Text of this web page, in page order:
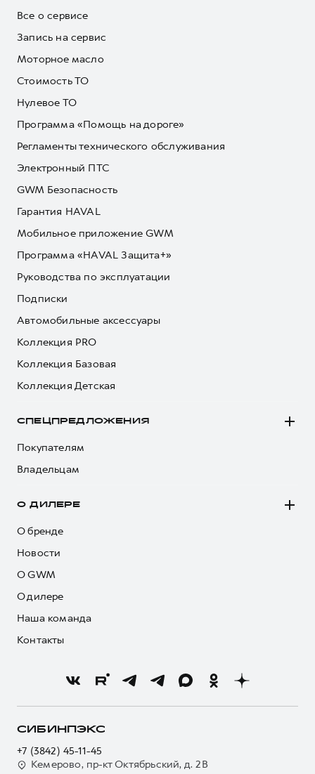
Все о сервисе
Запись на сервис
Моторное масло
Стоимость ТО
Нулевое ТО
Программа «Помощь на дороге»
Регламенты технического обслуживания
Электронный ПТС
GWM Безопасность
Гарантия HAVAL
Мобильное приложение GWM
Программа «HAVAL Защита+»
Руководства по эксплуатации
Подписки
Автомобильные аксессуары
Коллекция PRO
Коллекция Базовая
Коллекция Детская
СПЕЦПРЕДЛОЖЕНИЯ
Покупателям
Владельцам
О ДИЛЕРЕ
О бренде
Новости
О GWM
О дилере
Наша команда
Контакты
СИБИНПЭКС
+7 (3842) 45-11-45
Кемерово, пр-кт Октябрьский, д. 2В